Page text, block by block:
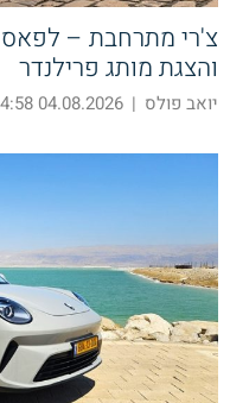
והצגת מותג פרילנדר
יואב פולס |
04.08.2026 14:58